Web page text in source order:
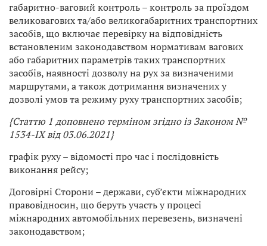
габаритно-ваговий контроль – контроль за проїздом
великовагових та/або великогабаритних транспортних
засобів, що включає перевірку на відповідність
встановленим законодавством нормативам вагових
або габаритних параметрів таких транспортних
засобів, наявності дозволу на рух за визначеними
маршрутами, а також дотримання визначених у
дозволі умов та режиму руху транспортних засобів;
{Статтю 1 доповнено терміном згідно із Законом №
1534-IX від 03.06.2021}
графік руху – відомості про час і послідовність
виконання рейсу;
Договірні Сторони – держави, суб’єкти міжнародних
правовідносин, що беруть участь у процесі
міжнародних автомобільних перевезень, визначені
законодавством;